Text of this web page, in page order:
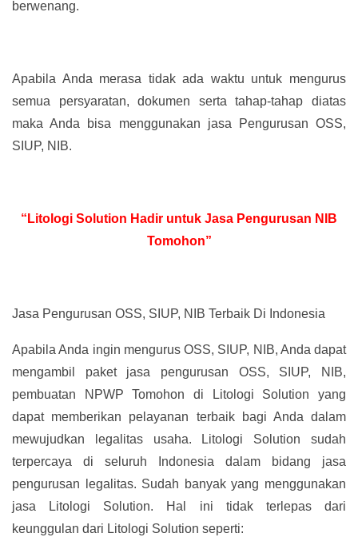
berwenang.
Apabila Anda merasa tidak ada waktu untuk mengurus
semua persyaratan, dokumen serta tahap-tahap diatas
maka Anda bisa menggunakan jasa Pengurusan OSS,
SIUP, NIB.
“Litologi Solution Hadir untuk Jasa Pengurusan NIB
Tomohon”
Jasa Pengurusan OSS, SIUP, NIB Terbaik Di Indonesia
Apabila Anda ingin mengurus OSS, SIUP, NIB, Anda dapat
mengambil paket jasa pengurusan OSS, SIUP, NIB,
pembuatan NPWP Tomohon di Litologi Solution yang
dapat memberikan pelayanan terbaik bagi Anda dalam
mewujudkan legalitas usaha. Litologi Solution sudah
terpercaya di seluruh Indonesia dalam bidang jasa
pengurusan legalitas. Sudah banyak yang menggunakan
jasa Litologi Solution. Hal ini tidak terlepas dari
keunggulan dari Litologi Solution seperti: